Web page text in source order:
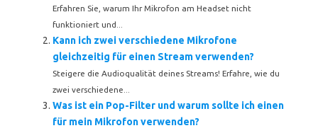
Erfahren Sie, warum Ihr Mikrofon am Headset nicht
funktioniert und...
Kann ich zwei verschiedene Mikrofone
gleichzeitig für einen Stream verwenden?
Steigere die Audioqualität deines Streams! Erfahre, wie du
zwei verschiedene...
Was ist ein Pop-Filter und warum sollte ich einen
für mein Mikrofon verwenden?